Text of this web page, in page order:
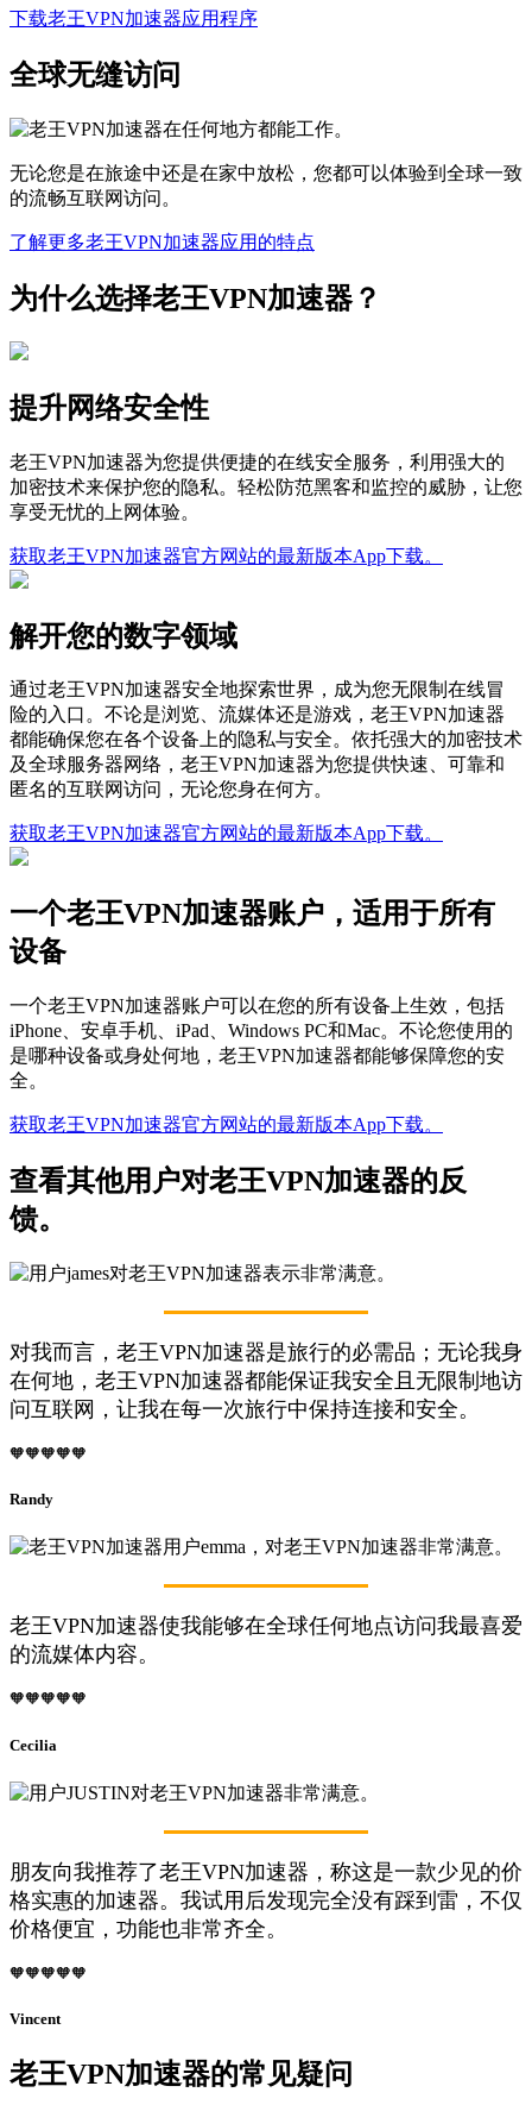
下载老王VPN加速器应用程序
全球无缝访问
无论您是在旅途中还是在家中放松，您都可以体验到全球一致
的流畅互联网访问。
了解更多老王VPN加速器应用的特点
为什么选择老王VPN加速器？
提升网络安全性
老王VPN加速器为您提供便捷的在线安全服务，利用强大的
加密技术来保护您的隐私。轻松防范黑客和监控的威胁，让您
享受无忧的上网体验。
获取老王VPN加速器官方网站的最新版本App下载。
解开您的数字领域
通过老王VPN加速器安全地探索世界，成为您无限制在线冒
险的入口。不论是浏览、流媒体还是游戏，老王VPN加速器
都能确保您在各个设备上的隐私与安全。依托强大的加密技术
及全球服务器网络，老王VPN加速器为您提供快速、可靠和
匿名的互联网访问，无论您身在何方。
获取老王VPN加速器官方网站的最新版本App下载。
一个老王VPN加速器账户，适用于所有
设备
一个老王VPN加速器账户可以在您的所有设备上生效，包括
iPhone、安卓手机、iPad、Windows PC和Mac。不论您使用的
是哪种设备或身处何地，老王VPN加速器都能够保障您的安
全。
获取老王VPN加速器官方网站的最新版本App下载。
查看其他用户对老王VPN加速器的反
馈。
对我而言，老王VPN加速器是旅行的必需品；无论我身
在何地，老王VPN加速器都能保证我安全且无限制地访
问互联网，让我在每一次旅行中保持连接和安全。
🧡🧡🧡🧡🧡
Randy
老王VPN加速器使我能够在全球任何地点访问我最喜爱
的流媒体内容。
🧡🧡🧡🧡🧡
Cecilia
朋友向我推荐了老王VPN加速器，称这是一款少见的价
格实惠的加速器。我试用后发现完全没有踩到雷，不仅
价格便宜，功能也非常齐全。
🧡🧡🧡🧡🧡
Vincent
老王VPN加速器的常见疑问